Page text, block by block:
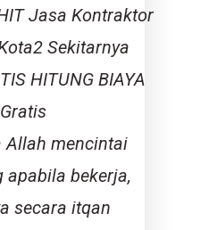
Jasa Kontraktor
Sekitarnya
HITUNG BIAYA
Allah mencintai
apabila bekerja,
secara itqan